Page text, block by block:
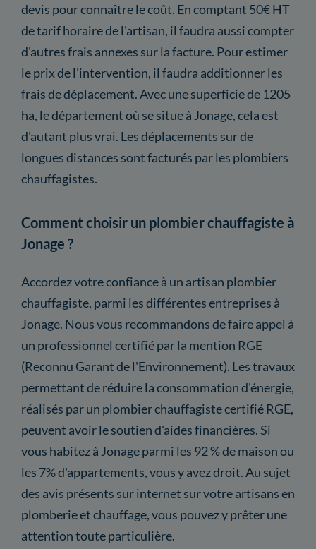
devis pour connaître le coût. En comptant 50€ HT
de tarif horaire de l'artisan, il faudra aussi compter
d'autres frais annexes sur la facture. Pour estimer
le prix de l'intervention, il faudra additionner les
frais de déplacement. Avec une superficie de 1205
ha, le département où se situe à Jonage, cela est
d'autant plus vrai. Les déplacements sur de
longues distances sont facturés par les plombiers
chauffagistes.
Comment choisir un plombier chauffagiste à
Jonage ?
Accordez votre confiance à un artisan plombier
chauffagiste, parmi les différentes entreprises à
Jonage. Nous vous recommandons de faire appel à
un professionnel certifié par la mention RGE
(Reconnu Garant de l'Environnement). Les travaux
permettant de réduire la consommation d'énergie,
réalisés par un plombier chauffagiste certifié RGE,
peuvent avoir le soutien d'aides financières. Si
vous habitez à Jonage parmi les 92 % de maison ou
les 7% d'appartements, vous y avez droit. Au sujet
des avis présents sur internet sur votre artisans en
plomberie et chauffage, vous pouvez y prêter une
attention toute particulière.